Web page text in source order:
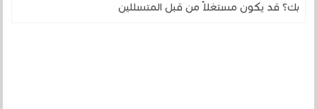
بك؟ قد يكون مستغلاً من قبل المتسللين